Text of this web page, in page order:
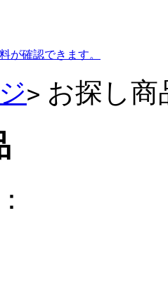
が確認できます。
> お探し商